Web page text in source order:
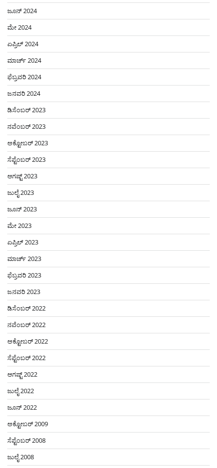
ಜೂನ್ 2024
ಮೇ 2024
ಏಪ್ರಿಲ್ 2024
ಮಾರ್ಚ್ 2024
ಫೆಬ್ರವರಿ 2024
ಜನವರಿ 2024
ಡಿಸೆಂಬರ್ 2023
ನವೆಂಬರ್ 2023
ಅಕ್ಟೋಬರ್ 2023
ಸೆಪ್ಟೆಂಬರ್ 2023
ಆಗಷ್ಟ್ 2023
ಜುಲೈ 2023
ಜೂನ್ 2023
ಮೇ 2023
ಏಪ್ರಿಲ್ 2023
ಮಾರ್ಚ್ 2023
ಫೆಬ್ರವರಿ 2023
ಜನವರಿ 2023
ಡಿಸೆಂಬರ್ 2022
ನವೆಂಬರ್ 2022
ಅಕ್ಟೋಬರ್ 2022
ಸೆಪ್ಟೆಂಬರ್ 2022
ಆಗಷ್ಟ್ 2022
ಜುಲೈ 2022
ಜೂನ್ 2022
ಅಕ್ಟೋಬರ್ 2009
ಸೆಪ್ಟೆಂಬರ್ 2008
ಜುಲೈ 2008